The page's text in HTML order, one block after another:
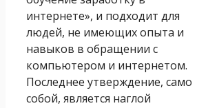
интернете», и подходит для
людей, не имеющих опыта и
навыков в обращении с
компьютером и интернетом.
Последнее утверждение, само
собой, является наглой